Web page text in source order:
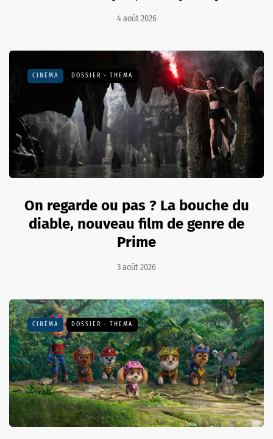
4 août 2026
CINÉMA DOSSIER - THEMA
On regarde ou pas ? La bouche du
diable, nouveau film de genre de
Prime
3 août 2026
CINÉMA DOSSIER - THEMA